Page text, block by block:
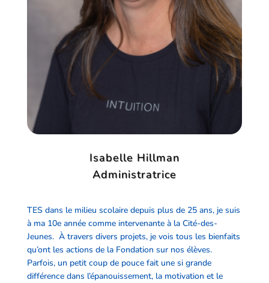
Isabelle Hillman
Administratrice
TES dans le milieu scolaire depuis plus de 25 ans, je suis
à ma 10e année comme intervenante à la Cité-des-
Jeunes. À travers divers projets, je vois tous les bienfaits
qu’ont les actions de la Fondation sur nos élèves.
Parfois, un petit coup de pouce fait une si grande
différence dans l’épanouissement, la motivation et le